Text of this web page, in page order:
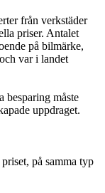
från verkstäder
priser. Antalet
på bilmärke,
var i landet
besparing måste
uppdraget.
på samma typ